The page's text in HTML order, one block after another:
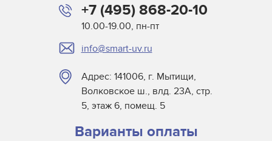
+7 (495) 868-20-10
10.00-19.00, пн-пт
info@smart-uv.ru
Адрес: 141006, г. Мытищи,
Волковское ш., влд. 23А, стр.
5, этаж 6, помещ. 5
Варианты оплаты